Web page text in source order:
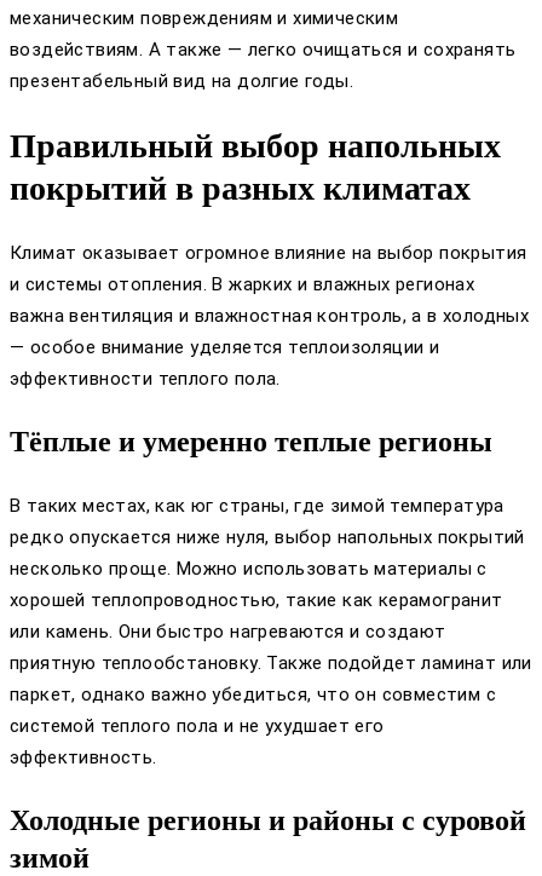
механическим повреждениям и химическим
воздействиям. А также — легко очищаться и сохранять
презентабельный вид на долгие годы.
Правильный выбор напольных
покрытий в разных климатах
Климат оказывает огромное влияние на выбор покрытия
и системы отопления. В жарких и влажных регионах
важна вентиляция и влажностная контроль, а в холодных
— особое внимание уделяется теплоизоляции и
эффективности теплого пола.
Тёплые и умеренно теплые регионы
В таких местах, как юг страны, где зимой температура
редко опускается ниже нуля, выбор напольных покрытий
несколько проще. Можно использовать материалы с
хорошей теплопроводностью, такие как керамогранит
или камень. Они быстро нагреваются и создают
приятную теплообстановку. Также подойдет ламинат или
паркет, однако важно убедиться, что он совместим с
системой теплого пола и не ухудшает его
эффективность.
Холодные регионы и районы с суровой
зимой